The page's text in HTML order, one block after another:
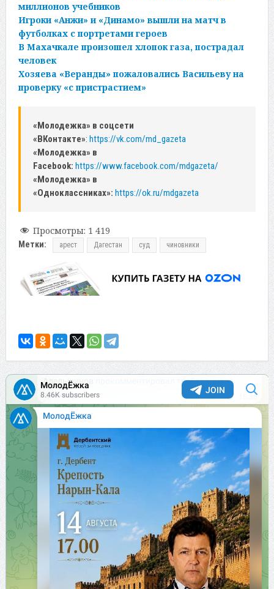
миллионов учебников
Игроки «Анжи» и «Динамо» вышли на матч в
футболках с портретами героев
В Махачкале произошел хлопок газа, пострадал
человек
Хозяева «Веранды» пожаловались Васильеву на
проверку «с пристрастием»
«Молодежка» в соцсети
«ВКонтакте»: https://vk.com/md_gazeta
«Молодежка» в
Facebook: https://www.facebook.com/mdgazeta/
«Молодежка» в
«Одноклассниках»: https://ok.ru/mdgazeta
Просмотры: 1 419
Метки: арест Дагестан суд чиновники